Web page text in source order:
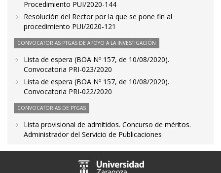
Procedimiento PUI/2020-144
Resolución del Rector por la que se pone fin al
procedimiento PUI/2020-121
CONVOCATORIAS PTGAS DE APOYO A LA INVESTIGACIÓN
Lista de espera (BOA Nº 157, de 10/08/2020).
Convocatoria PRI-023/2020
Lista de espera (BOA Nº 157, de 10/08/2020).
Convocatoria PRI-022/2020
CONVOCATORIAS DE PTGAS
Lista provisional de admitidos. Concurso de méritos.
Administrador del Servicio de Publicaciones